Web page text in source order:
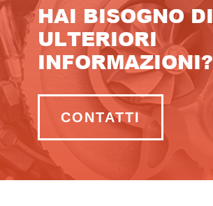
HAI BISOGNO DI
ULTERIORI
INFORMAZIONI?
CONTATTI